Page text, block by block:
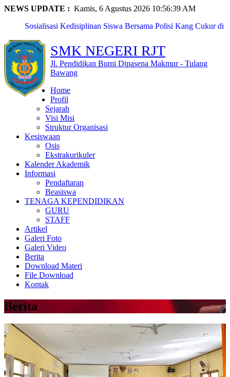
NEWS UPDATE :
Sosialisasi Kedisiplinan Siswa Bersama Polisi Kang Cukur di
SMKN Rawajitu Timur Laksanakan Kegiatan Classmeet dan
Lomba ...
SMKN Rawajitu Timur Peringati Hari Guru Nasional dengan
Upac...
Eka Nur Maya Sari, Siswi SMKN Rawajitu Timur, Raih
Pengharga...
Naila Anzalika Azzahra, Siswi SMKN Rawajitu Timur, Raih
Pres...
SMKN Rawajitu Timur Borong Prestasi Gemilang di Pentas
PAI T...
SMKN Rawajitu Timur Peringati Maulid Nabi: Teladani
Akhlak N...
Kunjungan Pembinaan PTK oleh Pendamping Satuan
Pendidikan Pr...
Fitria Kusuma Agustin, Siswi SMKN Rawajitu Timur,
Terpilih s...
PERKEMAHAN PRAMUKA LANJUTAN MPLS SMKN
RAWAJITU TIMUR TAHUN 2...
Kamis, 6 Agustus 2026 10:56:40 AM
SMK NEGERI RJT
Jl. Pendidikan Bumi Dipasena Makmur - Tulang
Bawang
Home
Profil
Sejarah
Visi Misi
Struktur Organisasi
Kesiswaan
Osis
Ekstrakurikuler
Kalender Akademik
Informasi
Pendaftaran
Beasiswa
TENAGA KEPENDIDIKAN
GURU
STAFF
Artikel
Galeri Foto
Galeri Video
Berita
Download Materi
File Download
Kontak
Berita